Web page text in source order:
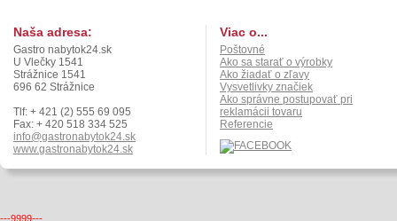
Naša adresa:
Gastro nabytok24.sk
U Vlečky 1541
Strážnice 1541
696 62 Strážnice
Tlf: + 421 (2) 555 69 095
Fax: + 420 518 334 525
info@gastronabytok24.sk
www.gastronabytok24.sk
Viac o...
Poštovné
Ako sa starať o výrobky
Ako žiadať o zľavy
Vysvetlivky značiek
Ako správne postupovať pri
reklamácii tovaru
Referencie
---9999---